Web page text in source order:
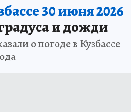
30 июня 2026
и дожди
о погоде в Кузбассе